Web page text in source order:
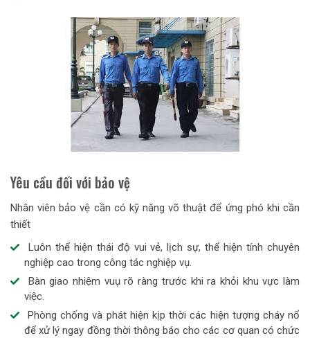
Yêu cầu đối với bảo vệ
Nhân viên bảo vệ cần có kỹ năng võ thuật để ứng phó khi cần
thiết
Luôn thể hiện thái độ vui vẻ, lịch sự, thể hiện tính chuyên
nghiệp cao trong công tác nghiệp vụ.
Bàn giao nhiệm vuụ rõ ràng trước khi ra khỏi khu vực làm
việc.
Phòng chống và phát hiện kịp thời các hiện tượng cháy nổ
để xử lý ngay đồng thời thông báo cho các cơ quan có chức